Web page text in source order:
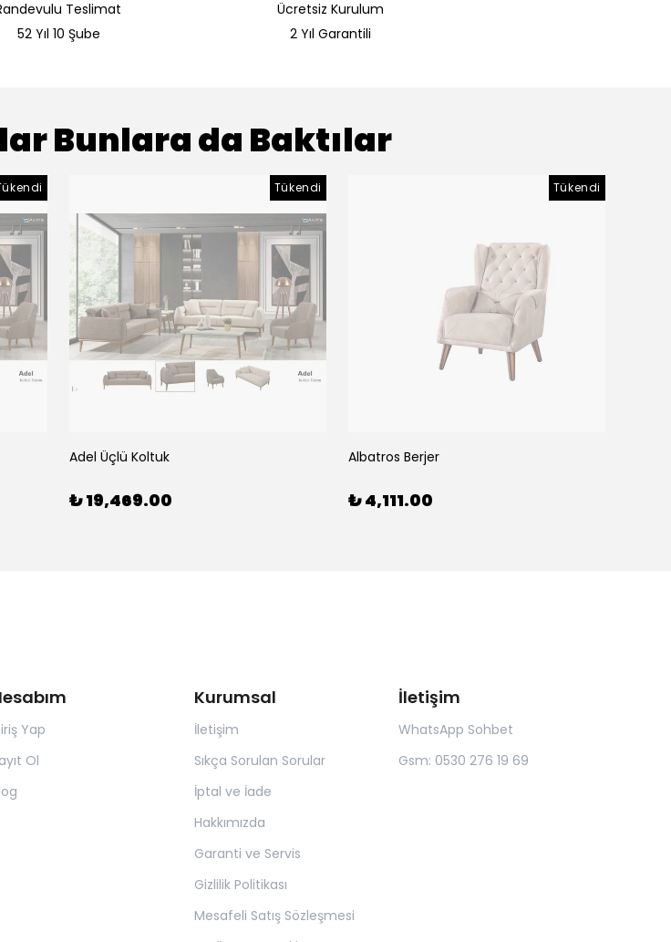
Teslimat
52 Yıl 10 Şube
Ücretsiz Kurulum
2 Yıl Garantili
Bunlara da Baktılar
Tükendi
Adel Üçlü Koltuk
₺ 19,469.00
Tükendi
Albatros Berjer
₺ 4,111.00
Yap
Ol
Kurumsal
İletişim
Sıkça Sorulan Sorular
İptal ve İade
Hakkımızda
Garanti ve Servis
Gizlilik Politikası
Mesafeli Satış Sözleşmesi
İletişim
WhatsApp Sohbet
Gsm: 0530 276 19 69